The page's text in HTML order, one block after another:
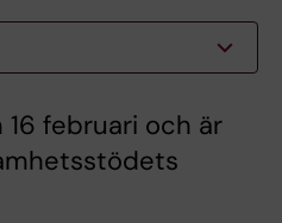
februari och är